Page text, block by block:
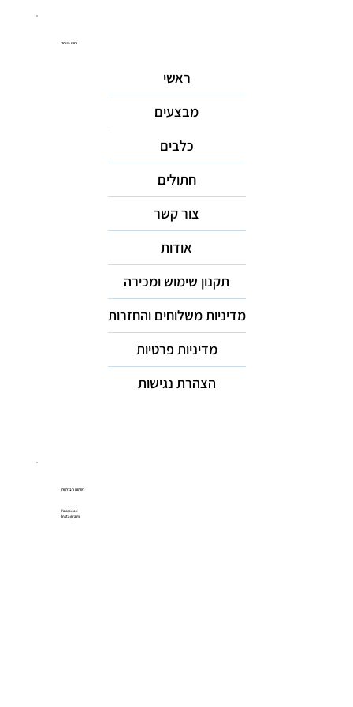
ניווט באתר
ראשי
מבצעים
כלבים
חתולים
צור קשר
אודות
תקנון שימוש ומכירה
מדיניות משלוחים והחזרות
מדיניות פרטיות
הצהרת נגישות
רשתות חברתיות
Facebook
Instagram